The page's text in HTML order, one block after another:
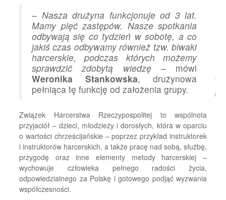
– Nasza drużyna funkcjonuje od 3 lat.
Mamy pięć zastępów. Nasze spotkania
odbywają się co tydzień w sobotę, a co
jakiś czas odbywamy również tzw. biwaki
harcerskie, podczas których możemy
sprawdzić zdobytą wiedzę– mówi
Weronika Stankowska, drużynowa
pełniąca tę funkcję od założenia grupy.
Związek Harcerstwa Rzeczypospolitej to wspólnota
przyjaciół – dzieci, młodzieży i dorosłych, która w oparciu
o wartości chrześcijańskie – poprzez przykład instruktorek
i instruktorów harcerskich, a także pracę nad sobą, służbę,
przygodę oraz inne elementy metody harcerskiej –
wychowuje człowieka pełnego radości życia,
odpowiedzialnego za Polskę i gotowego podjąć wyzwania
współczesności.
Źródło:
Rumia.eu